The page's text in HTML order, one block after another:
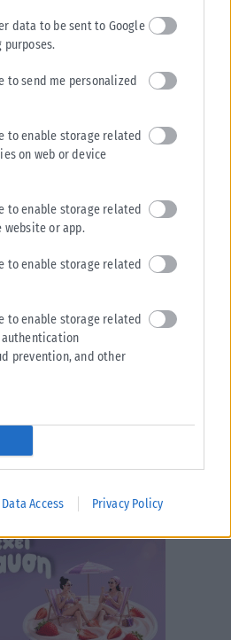
data to be sent to Google
to send me personalized
to enable storage related
on web or device
to enable storage related
or app.
to enable storage related
to enable storage related
prevention, and other
Data Access Privacy Policy